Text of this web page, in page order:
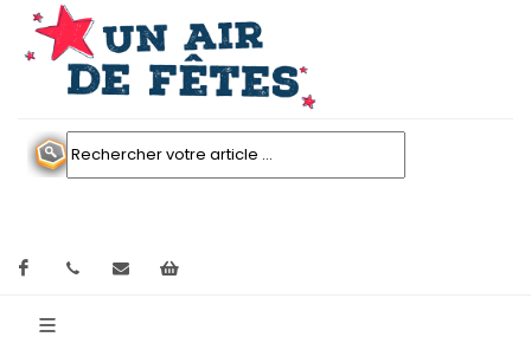
Facebook contactez nous